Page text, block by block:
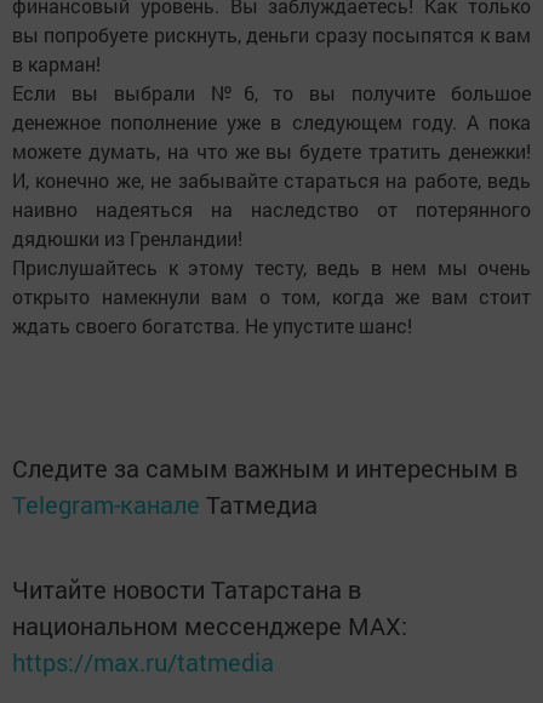
финансовый уровень. Вы заблуждаетесь! Как только
вы попробуете рискнуть, деньги сразу посыпятся к вам
в карман!
Если вы выбрали №6, то вы получите большое
денежное пополнение уже в следующем году. А пока
можете думать, на что же вы будете тратить денежки!
И, конечно же, не забывайте стараться на работе, ведь
наивно надеяться на наследство от потерянного
дядюшки из Гренландии!
Прислушайтесь к этому тесту, ведь в нем мы очень
открыто намекнули вам о том, когда же вам стоит
ждать своего богатства. Не упустите шанс!
Следите за самым важным и интересным в
Telegram-канале Татмедиа
Читайте новости Татарстана в
национальном мессенджере MАХ:
https://max.ru/tatmedia